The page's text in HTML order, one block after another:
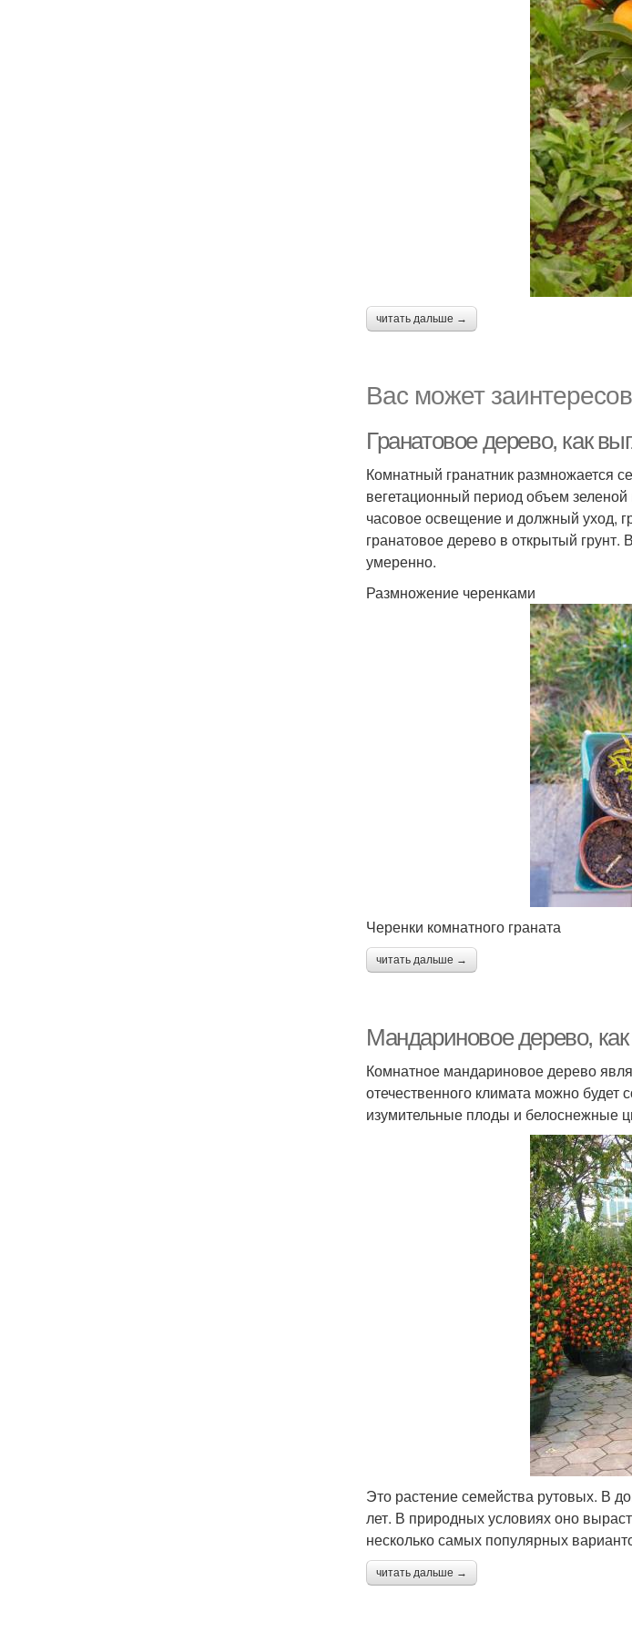
читать дальше →
Вас может
Гранатовое дерево, как
Комнатный гранатник размножается
вегетационный период объем
часовое освещение и должный уход,
гранатовое дерево в открытый
умеренно.
Размножение черенками
Черенки комнатного граната
читать дальше →
Мандариновое дерево,
Комнатное мандариновое дерево
отечественного климата можно будет
изумительные плоды и белоснежные
Это растение семейства рутовых. В
лет. В природных условиях оно
несколько самых популярных
читать дальше →